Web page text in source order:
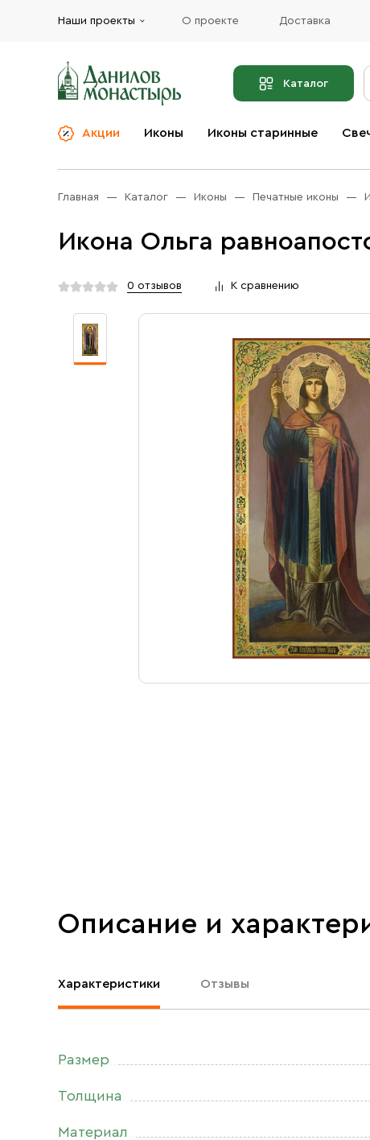
Наши проекты О проекте Доставка
Каталог
Акции Иконы Иконы старинные
Церковная утварь
Иконы
Ювелирные изделия
Бренды
Услуги
Главная Каталог Иконы Печатные иконы
Икона Ольга
0 отзывов К сравнению
Описание и
Характеристики Отзывы
Размер
Толщина
Материал